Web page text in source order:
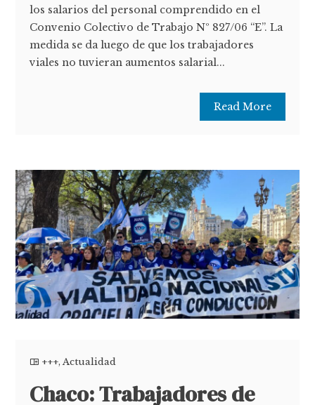
los salarios del personal comprendido en el
Convenio Colectivo de Trabajo Nº 827/06 “E”. La
medida se da luego de que los trabajadores
viales no tuvieran aumentos salarial...
Read More
+++,Actualidad
Chaco: Trabajadores de